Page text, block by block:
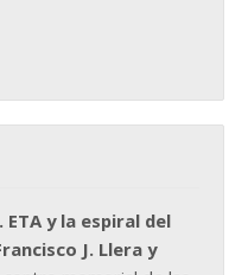
ETA y la espiral del
J. Llera y